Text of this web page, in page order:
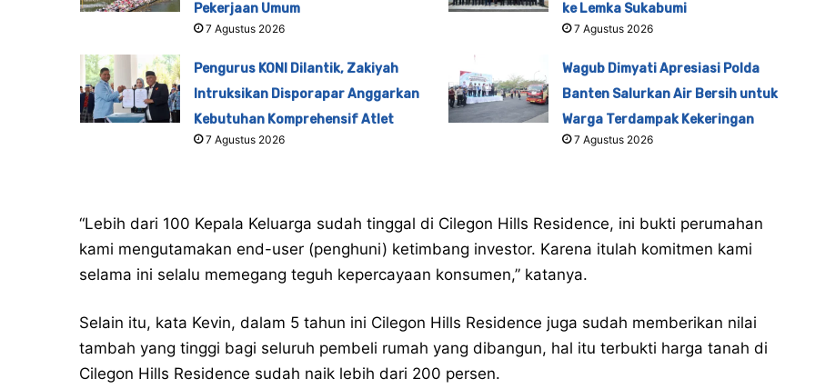
Pekerjaan Umum
7 Agustus 2026
ke Lemka Sukabumi
7 Agustus 2026
Pengurus KONI Dilantik, Zakiyah
Intruksikan Disporapar Anggarkan
Kebutuhan Komprehensif Atlet
7 Agustus 2026
Wagub Dimyati Apresiasi Polda
Banten Salurkan Air Bersih untuk
Warga Terdampak Kekeringan
7 Agustus 2026
“Lebih dari 100 Kepala Keluarga sudah tinggal di Cilegon Hills Residence, ini bukti perumahan
kami mengutamakan end-user (penghuni) ketimbang investor. Karena itulah komitmen kami
selama ini selalu memegang teguh kepercayaan konsumen,” katanya.
Selain itu, kata Kevin, dalam 5 tahun ini Cilegon Hills Residence juga sudah memberikan nilai
tambah yang tinggi bagi seluruh pembeli rumah yang dibangun, hal itu terbukti harga tanah di
Cilegon Hills Residence sudah naik lebih dari 200 persen.